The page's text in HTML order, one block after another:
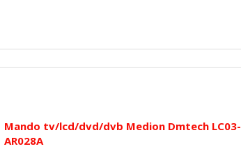
Mando tv/lcd/dvd/dvb Medion Dmtech LC03-
AR028A